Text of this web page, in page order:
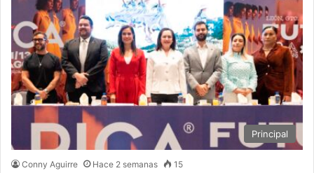
Principal
Conny Aguirre Hace 2 semanas 15